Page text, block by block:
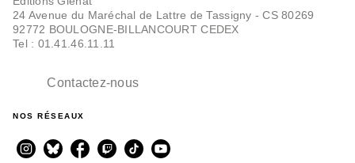
24 Avenue du Maréchal de Lattre de Tassigny - CS 80269
92772 BOULOGNE-BILLANCOURT CEDEX
Tel : 01.41.46.11.11
Contactez-nous
NOS RÉSEAUX